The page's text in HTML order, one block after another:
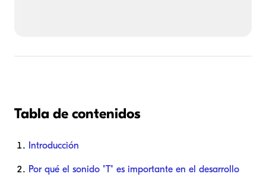
Tabla de contenidos
Introducción
Por qué el sonido "T" es importante en el desarrollo